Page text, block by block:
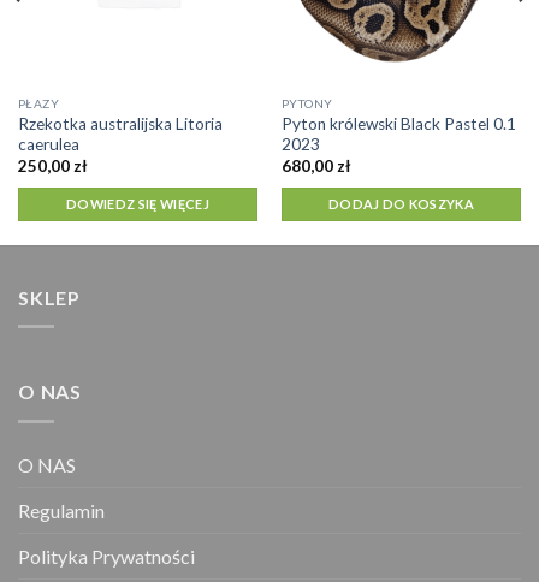
PŁAZY
Rzekotka australijska Litoria
caerulea
250,00zł
DOWIEDZ SIĘ WIĘCEJ
PYTONY
Pyton królewski Black Pastel 0.1
2023
680,00zł
DODAJ DO KOSZYKA
SKLEP
O NAS
O NAS
Regulamin
Polityka Prywatności